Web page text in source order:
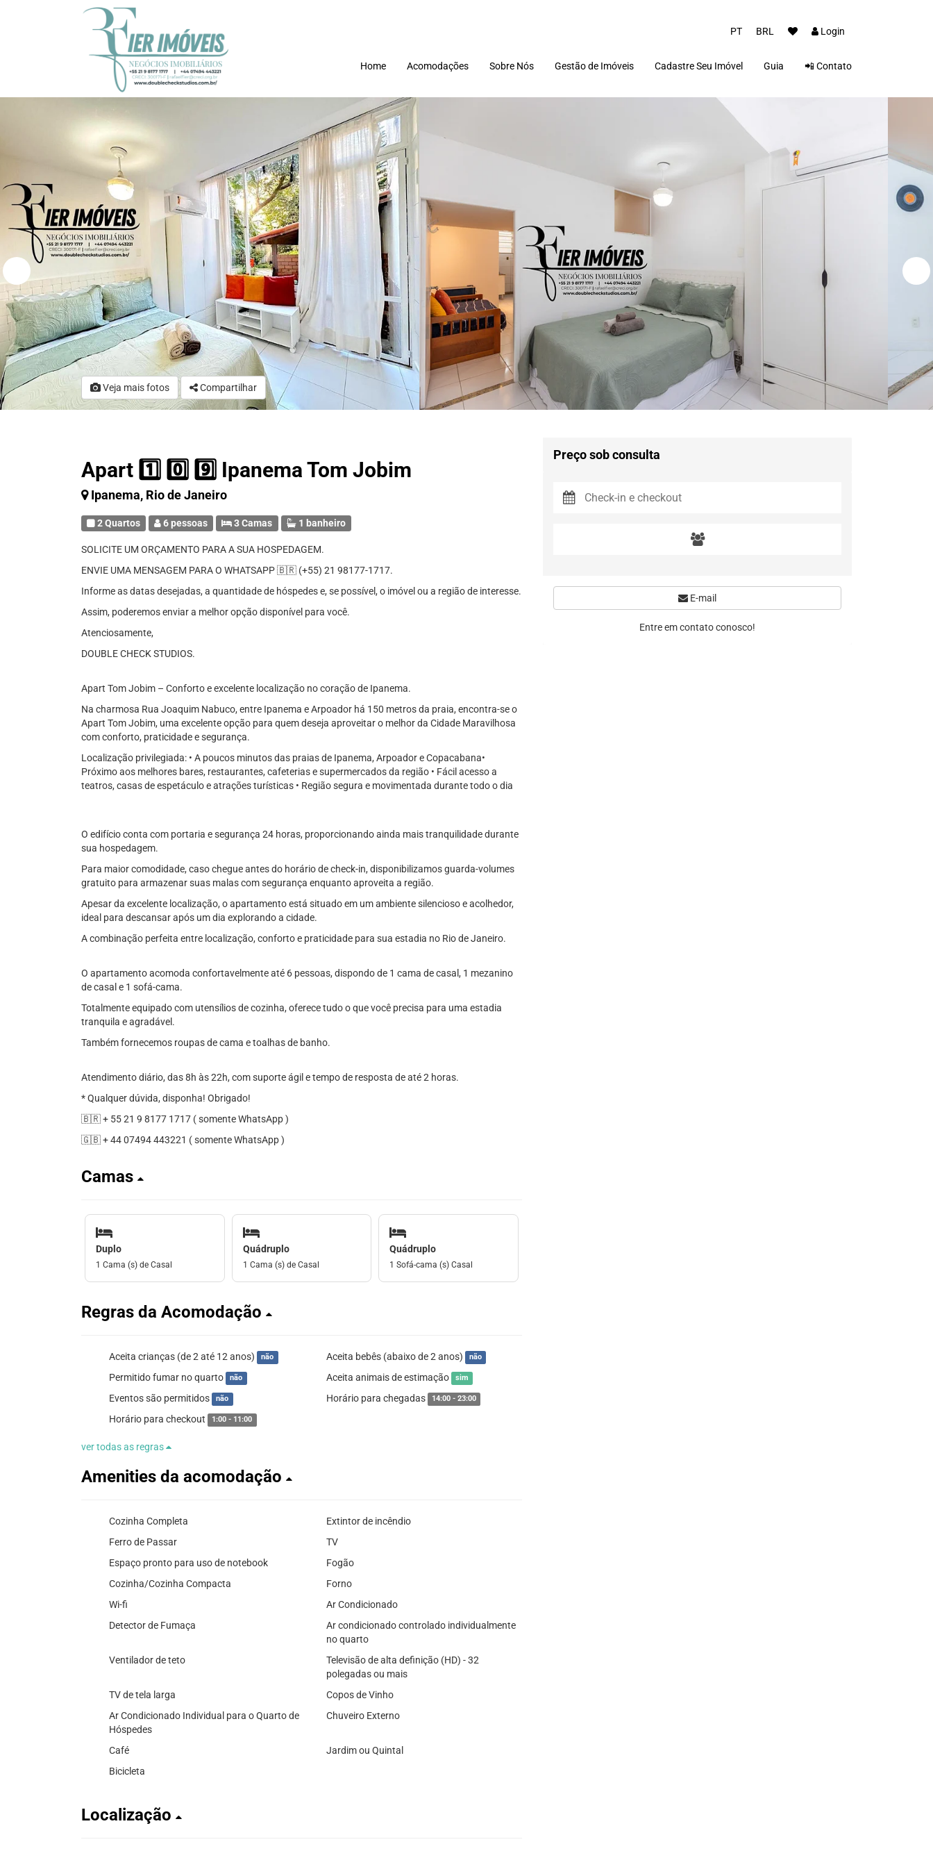
PT BRL Login
Home Acomodações Sobre Nós Gestão de Imóveis Cadastre Seu Imóvel Guia 📲 Contato
Veja mais fotos Compartilhar
Apart 1️⃣ 0️⃣ 9️⃣ Ipanema Tom Jobim
Ipanema, Rio de Janeiro
2 Quartos 6 pessoas 3 Camas 1 banheiro
SOLICITE UM ORÇAMENTO PARA A SUA HOSPEDAGEM.
ENVIE UMA MENSAGEM PARA O WHATSAPP 🇧🇷 (+55) 21 98177-1717.
Informe as datas desejadas, a quantidade de hóspedes e, se possível, o imóvel ou a região de interesse.
Assim, poderemos enviar a melhor opção disponível para você.
Atenciosamente,
DOUBLE CHECK STUDIOS.
Apart Tom Jobim – Conforto e excelente localização no coração de Ipanema.
Na charmosa Rua Joaquim Nabuco, entre Ipanema e Arpoador há 150 metros da praia, encontra-se o
Apart Tom Jobim, uma excelente opção para quem deseja aproveitar o melhor da Cidade Maravilhosa
com conforto, praticidade e segurança.
Localização privilegiada: • A poucos minutos das praias de Ipanema, Arpoador e Copacabana•
Próximo aos melhores bares, restaurantes, cafeterias e supermercados da região • Fácil acesso a
teatros, casas de espetáculo e atrações turísticas • Região segura e movimentada durante todo o dia
O edifício conta com portaria e segurança 24 horas, proporcionando ainda mais tranquilidade durante
sua hospedagem.
Para maior comodidade, caso chegue antes do horário de check-in, disponibilizamos guarda-volumes
gratuito para armazenar suas malas com segurança enquanto aproveita a região.
Apesar da excelente localização, o apartamento está situado em um ambiente silencioso e acolhedor,
ideal para descansar após um dia explorando a cidade.
A combinação perfeita entre localização, conforto e praticidade para sua estadia no Rio de Janeiro.
O apartamento acomoda confortavelmente até 6 pessoas, dispondo de 1 cama de casal, 1 mezanino
de casal e 1 sofá-cama.
Totalmente equipado com utensílios de cozinha, oferece tudo o que você precisa para uma estadia
tranquila e agradável.
Também fornecemos roupas de cama e toalhas de banho.
Atendimento diário, das 8h às 22h, com suporte ágil e tempo de resposta de até 2 horas.
* Qualquer dúvida, disponha! Obrigado!
🇧🇷 + 55 21 9 8177 1717 ( somente WhatsApp )
🇬🇧 + 44 07494 443221 ( somente WhatsApp )
Camas
Duplo
1 Cama (s) de Casal
Quádruplo
1 Cama (s) de Casal
Quádruplo
1 Sofá-cama (s) Casal
Regras da Acomodação
Aceita crianças (de 2 até 12 anos) não Aceita bebês (abaixo de 2 anos) não
Permitido fumar no quarto não Aceita animais de estimação sim
Eventos são permitidos não Horário para chegadas 14:00 - 23:00
Horário para checkout 1:00 - 11:00
ver todas as regras
Amenities da acomodação
Cozinha Completa
Extintor de incêndio
Ferro de Passar
TV
Espaço pronto para uso de notebook
Fogão
Cozinha/Cozinha Compacta
Forno
Wi-fi
Ar Condicionado
Detector de Fumaça
Ar condicionado controlado individualmente
no quarto
Ventilador de teto
Televisão de alta definição (HD) - 32
polegadas ou mais
TV de tela larga
Copos de Vinho
Ar Condicionado Individual para o Quarto de
Hóspedes
Chuveiro Externo
Café
Jardim ou Quintal
Bicicleta
Localização
Preço sob consulta
E-mail
Entre em contato conosco!